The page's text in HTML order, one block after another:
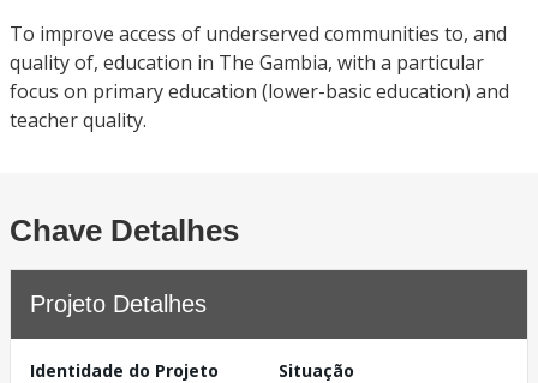
To improve access of underserved communities to, and
quality of, education in The Gambia, with a particular
focus on primary education (lower-basic education) and
teacher quality.
Chave Detalhes
Projeto Detalhes
Identidade do Projeto
Situação